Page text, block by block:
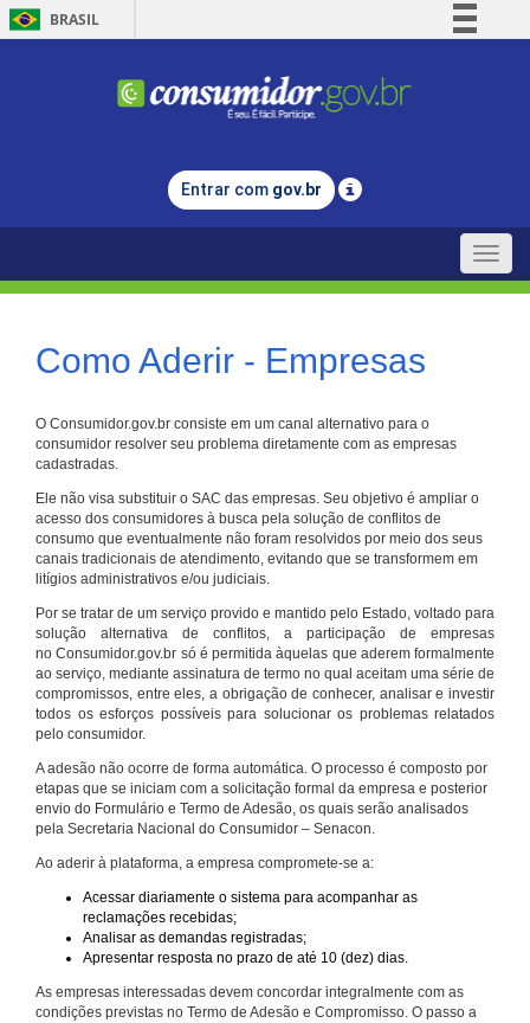
BRASIL
Comunica BR
Legislação
Entrar com gov.br
Toggle
Como Aderir - Empresas
O Consumidor.gov.br consiste em um canal alternativo para o
consumidor resolver seu problema diretamente com as empresas
cadastradas.
Ele não visa substituir o SAC das empresas. Seu objetivo é ampliar o
acesso dos consumidores à busca pela solução de conflitos de
consumo que eventualmente não foram resolvidos por meio dos seus
canais tradicionais de atendimento, evitando que se transformem em
litígios administrativos e/ou judiciais.
Por se tratar de um serviço provido e mantido pelo Estado, voltado para
solução alternativa de conflitos, a participação de empresas
no Consumidor.gov.br só é permitida àquelas que aderem formalmente
ao serviço, mediante assinatura de termo no qual aceitam uma série de
compromissos, entre eles, a obrigação de conhecer, analisar e investir
todos os esforços possíveis para solucionar os problemas relatados
pelo consumidor.
A adesão não ocorre de forma automática. O processo é composto por
etapas que se iniciam com a solicitação formal da empresa e posterior
envio do Formulário e Termo de Adesão, os quais serão analisados
pela Secretaria Nacional do Consumidor – Senacon.
Ao aderir à plataforma, a empresa compromete-se a:
Acessar diariamente o sistema para acompanhar as
reclamações recebidas;
Analisar as demandas registradas;
Apresentar resposta no prazo de até 10 (dez) dias.
As empresas interessadas devem concordar integralmente com as
condições previstas no Termo de Adesão e Compromisso. O passo a